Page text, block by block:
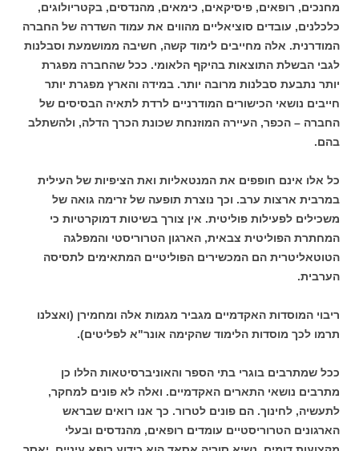
מחנכים, רופאים, פיסיקאים, כימאים, מהנדסים, בקטריולוגים,
כלכלנים, עובדים סוציאליים מהווים את עמוד השדרה של החברה
המודרנית. אלה מחייבים לימוד קשה, חשיבה ממושמעת וסבלנות
לגבי הבשלת התוצאות בהיקף הלאומי. ככל שהחברה מפגרת
יותר נתבעת סבלנות מרובה יותר. במידה והארץ מפגרת יותר
חייבים נושאי הכישורים המודרניים לרדת לתאיה הבסיסים של
החברה – הכפר, העיירה המוזנחת שכונת הכרך הדלה, ולהשתלב
בהם.
כל אלו אינם חופפים את המנטאליות ואת הציפיות של העילית
במרבית ארצות ערב. וכך נוצרת תופעה של זרימה גואה של
משכילים לפעילות פוליטית. אין צורך בשיטות דמוקרטיות כי
המחתרת הפוליטית צבאית, הארגון הטרוריסטי והמפלגה
הטוטאליטרית הם המכשירים הפוליטיים המתאימים לתסיסה
הערבית.
ריבוי המוסדות האקדמיים מגביר מגמות אלה ומחמירן (ואצלנו
תרמו לכך מוסדות הלימוד שהקימה אונר"א לפליטים).
ככל שמתרבים בוגרי בתי הספר והאוניברסיטאות הללו כן
מתרבים נושאי התארים האקדמיים. ואלה לא פונים למחקר,
לתעשיה, לחינוך. הם פונים לטרור. כך אנו רואים שבראש
הארגונים הטרוריסטיים עומדים רופאים, מהנדסים ובעלי